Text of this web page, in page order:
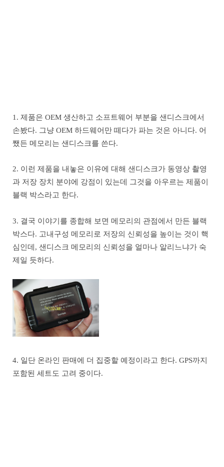
1. 제품은 OEM 생산하고 소프트웨어 부분을 샌디스크에서
손봤다. 그냥 OEM 하드웨어만 떼다가 파는 것은 아니다. 어
쨌든 메모리는 샌디스크를 쓴다.
2. 이런 제품을 내놓은 이유에 대해 샌디스크가 동영상 촬영
과 저장 장치 분야에 강점이 있는데 그것을 아우르는 제품이
블랙 박스라고 한다.
3. 결국 이야기를 종합해 보면 메모리의 관점에서 만든 블랙
박스다. 고내구성 메모리로 저장의 신뢰성을 높이는 것이 핵
심인데, 샌디스크 메모리의 신뢰성을 얼마나 알리느냐가 숙
제일 듯하다.
4. 일단 온라인 판매에 더 집중할 예정이라고 한다. GPS까지
포함된 세트도 고려 중이다.